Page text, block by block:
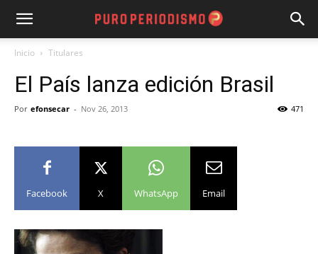
Inicio Titulares
El País lanza edición Brasil
Por efonsecar - Nov 26, 2013 471
Facebook X WhatsApp Email